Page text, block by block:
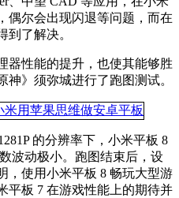
偶尔会出现闪退等问题，而在
到了解决。
器性能的提升，也使其能够胜
》须弥城进行了跑图测试。
的分辨率下，小米平板 8
波动极小。跑图结束后，设
，使用小米平板 8 畅玩大型游
平板 7 在游戏性能上的期待并